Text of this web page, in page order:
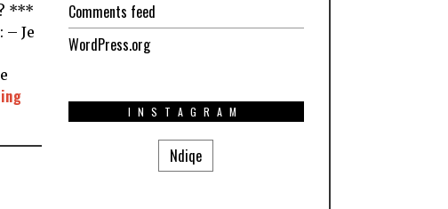
***
– Je
Comments feed
WordPress.org
INSTAGRAM
Ndiqe